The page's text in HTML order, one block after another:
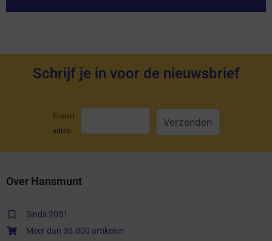
Schrijf je in voor de nieuwsbrief
E-mail
adres:
Over Hansmunt
Sinds 2001
Meer dan 30.000 artikelen